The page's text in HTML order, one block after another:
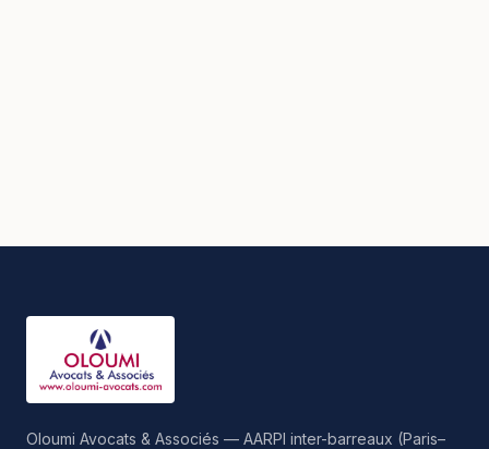
Oloumi Avocats & Associés — AARPI inter-barreaux (Paris–